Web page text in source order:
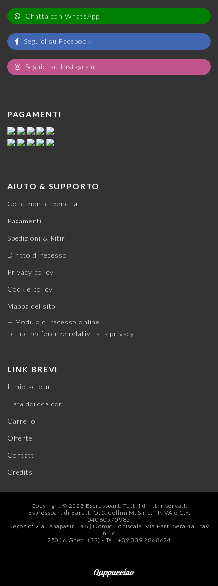
Chatta con WhatsApp
Seguici su Facebook
Seguici su Instagram
PAGAMENTI
AIUTO & SUPPORTO
Condizioni di vendita
Pagamenti
Spedizioni & Ritiri
Diritto di recesso
Privacy policy
Cookie policy
Mappa del sito
— Modulo di recesso online
Le tue preferenze relative alla privacy
LINK BREVI
Il mio account
Lista dei desideri
Carrello
Offerte
Contatti
Credits
Copyright © 2023 Espressoart. Tutti i diritti riservati.
Espressoart di Baratti O. & Cellini M. S.n.c. - P.IVA e C.F.
04060570985
Negozio: Via Lapapasini, 46 | Domicilio fiscale: Via Parti Sera 4a Trav.
n 16
25016 Ghedi (BS) - Tel: +39 339 2868624‬